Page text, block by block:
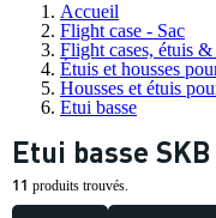
Accueil
Flight case - Sac
Flight cases, étuis
Étuis et housses
Housses et étuis
Etui basse
Etui basse SKB
11 produits trouvés.